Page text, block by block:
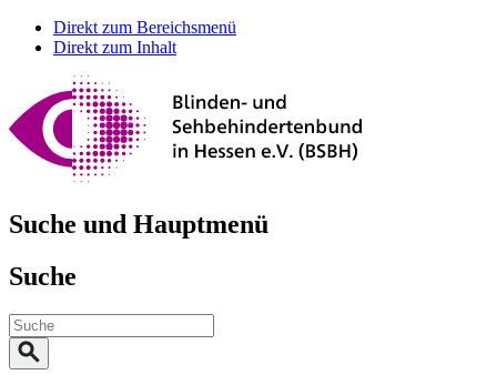
Direkt zum Bereichsmenü
Direkt zum Inhalt
Suche und Hauptmenü
Suche